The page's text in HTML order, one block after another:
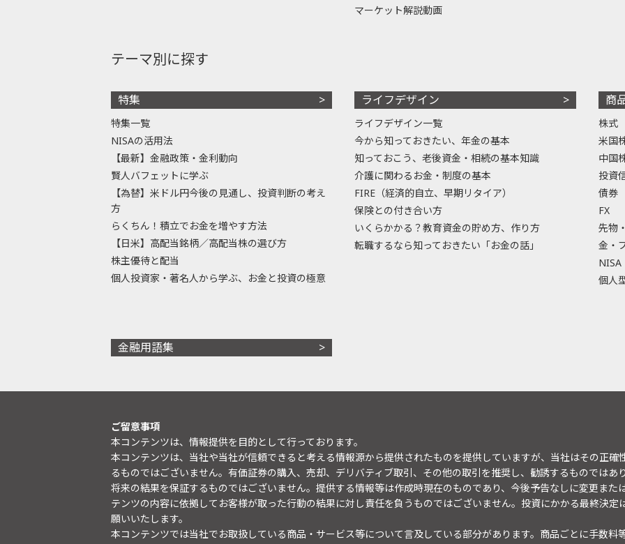
マーケット解説動画
テーマ別に探す
特集
特集一覧
NISAの活用法
【最新】金融政策・金利動向
賢人バフェットに学ぶ
【為替】米ドル円今後の見通し、投資判断の考え
方
らくちん！積立でお金を増やす方法
【日米】高配当銘柄／高配当株の選び方
株主優待と配当
個人投資家・著名人から学ぶ、お金と投資の極意
ライフデザイン
ライフデザイン一覧
今から知っておきたい、年金の基本
知っておこう、老後資金・相続の基本知識
介護に関わるお金・制度の基本
FIRE（経済的自立、早期リタイア）
保険との付き合い方
いくらかかる？教育資金の貯め方、作り方
転職するなら知っておきたい「お金の話」
商
株式
米国
中国
投資
債券
FX
先物
金・
NISA
個人
金融用語集
ご留意事項
本コンテンツは、情報提供を目的として行っております。
本コンテンツは、当社や当社が信頼できると考える情報源から提供されたものを提供していますが、当社はその正
るものではございません。有価証券の購入、売却、デリバティブ取引、その他の取引を推奨し、勧誘するものでは
将来の結果を保証するものではございません。提供する情報等は作成時現在のものであり、今後予告なしに変更また
テンツの内容に依拠してお客様が取った行動の結果に対し責任を負うものではございません。投資にかかる最終決
願いいたします。
本コンテンツでは当社でお取扱している商品・サービス等について言及している部分があります。商品ごとに手数料